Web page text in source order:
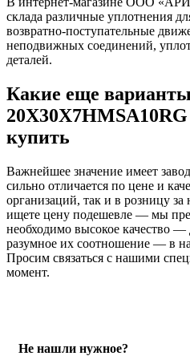
склада различные уплотнения
возвратно-поступательные
неподвижных соединений,
деталей.
Какие еще
купить
Важнейшее значение имеет
сильно отличается по цене и
организаций, так и в розницу
ищете цену подешевле — мы
необходимо высокое качество
разумное их соотношение — в
Просим связаться с нашими
момент.
Не нашли нужное?